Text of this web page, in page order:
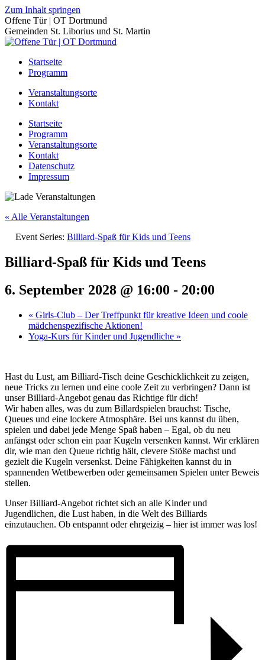
Zum Inhalt springen
Offene Tür | OT Dortmund
Gemeinden St. Liborius und St. Martin
Startseite
Programm
Veranstaltungsorte
Kontakt
Startseite
Programm
Veranstaltungsorte
Kontakt
Datenschutz
Impressum
« Alle Veranstaltungen
Event Series: Billiard-Spaß für Kids und Teens
Billiard-Spaß für Kids und Teens
6. September 2028 @ 16:00 - 20:00
« Girls-Club – Der Treffpunkt für kreative Ideen und coole
mädchenspezifische Aktionen!
Yoga-Kurs für Kinder und Jugendliche »
Hast du Lust, am Billiard-Tisch deine Geschicklichkeit zu zeigen,
neue Tricks zu lernen und eine coole Zeit zu verbringen? Dann ist
unser Billiard-Angebot genau das Richtige für dich!
Wir haben alles, was du zum Billardspielen brauchst: Tische,
Queues und eine lockere Atmosphäre. Bei uns kannst du üben,
spielen und dabei jede Menge Spaß haben – Egal, ob du neu
anfängst oder schon ein paar Kugeln versenken kannst. Wir erklären
dir, wie man den Queue richtig hält, clevere Stöße machst und
gezielt die Kugeln versenkst. Deine Fähigkeiten kannst du in
spannenden Wettbewerben oder gemeinsamen Spielen unter Beweis
stellen.
Unser Billiard-Angebot richtet sich an alle Kinder und
Jugendlichen, die Lust haben, in die Welt des Billiards
einzutauchen. Ob entspannt oder ehrgeizig – hier ist immer was los!